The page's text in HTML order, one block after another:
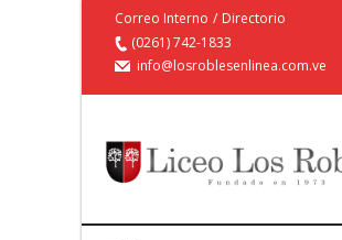
Correo Interno / Directorio
(0261) 742-1833
info@losroblesenlinea.com.ve